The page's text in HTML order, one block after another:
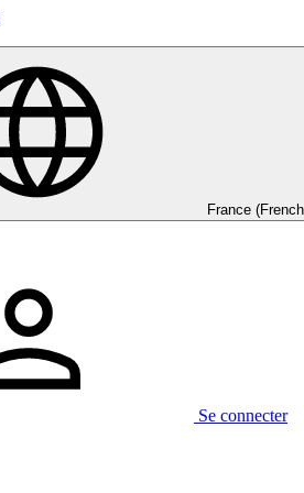
France
Se connecter